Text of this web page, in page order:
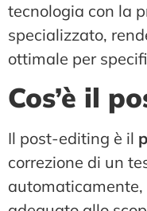
tecnologia con la
specializzato,
ottimale per
Cos’è il
Il post-editing è il
correzione di un
automaticamente,